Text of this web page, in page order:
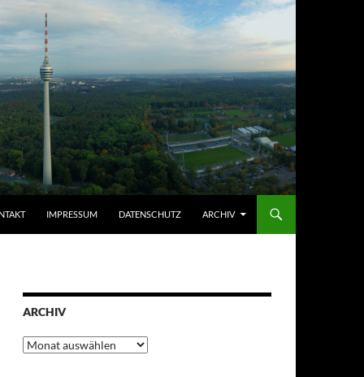
IMPRESSUM DATENSCHUTZ ARCHIV
ARCHIV
Archiv